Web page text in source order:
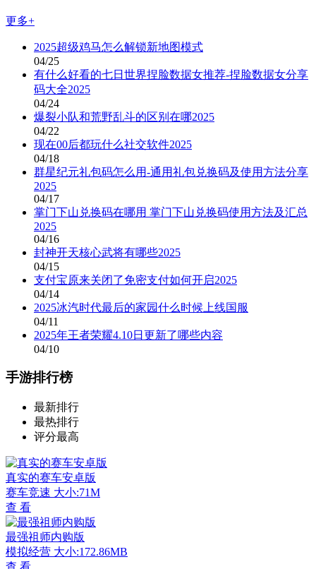
更多+
2025超级鸡马怎么解锁新地图模式
04/25
有什么好看的七日世界捏脸数据女推荐-捏脸数据女分享
码大全2025
04/24
爆裂小队和荒野乱斗的区别在哪2025
04/22
现在00后都玩什么社交软件2025
04/18
群星纪元礼包码怎么用-通用礼包兑换码及使用方法分享
2025
04/17
掌门下山兑换码在哪用 掌门下山兑换码使用方法及汇总
2025
04/16
封神开天核心武将有哪些2025
04/15
支付宝原来关闭了免密支付如何开启2025
04/14
2025冰汽时代最后的家园什么时候上线国服
04/11
2025年王者荣耀4.10日更新了哪些内容
04/10
手游排行榜
最新排行
最热排行
评分最高
真实的赛车安卓版
赛车竞速 大小:71M
查 看
最强祖师内购版
模拟经营 大小:172.86MB